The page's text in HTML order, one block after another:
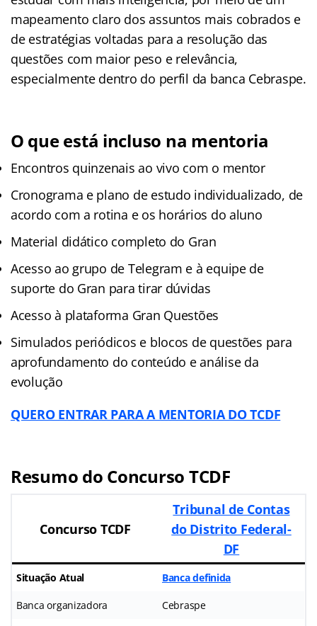
mapeamento claro dos assuntos mais cobrados e
de estratégias voltadas para a resolução das
questões com maior peso e relevância,
especialmente dentro do perfil da banca Cebraspe.
O que está incluso na mentoria
Encontros quinzenais ao vivo com o mentor
Cronograma e plano de estudo individualizado, de
acordo com a rotina e os horários do aluno
Material didático completo do Gran
Acesso ao grupo de Telegram e à equipe de
suporte do Gran para tirar dúvidas
Acesso à plataforma Gran Questões
Simulados periódicos e blocos de questões para
aprofundamento do conteúdo e análise da
evolução
QUERO ENTRAR PARA A MENTORIA DO TCDF
Resumo do Concurso TCDF
Concurso TCDF
Tribunal de Contas
do Distrito Federal-
DF
Situação Atual Banca definida
Banca organizadora Cebraspe